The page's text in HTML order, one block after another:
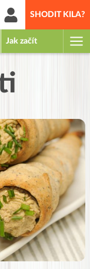
SHODIT KILA?
Jak začít